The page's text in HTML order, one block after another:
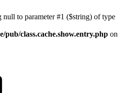
null to parameter #1 ($string) of type
pub/class.cache.show.entry.php on